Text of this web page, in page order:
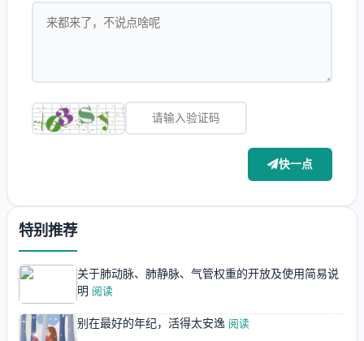
快一点
特别推荐
关于肺动脉、肺静脉、气管权重的开放及使用简易说
明 阅读
别在最好的年纪，活得太安逸 阅读